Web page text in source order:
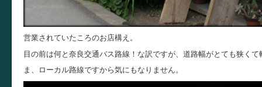
営業されていたころのお店構え。
目の前は何と奈良交通バス路線！な訳ですが、道路幅がとても狭く
ま、ローカル路線ですから気にもなりません。